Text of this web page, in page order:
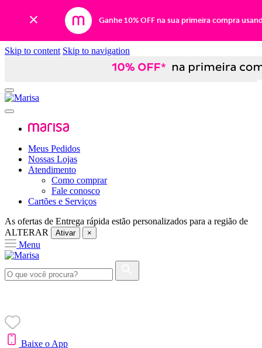
Ganhe 10% OFF na sua primeira compra
Skip to content Skip to navigation
Meus Pedidos
Nossas Lojas
Atendimento
Como comprar
Fale conosco
Cartões e Serviços
As ofertas de Entrega rápida estão personalizados para a região de
ALTERAR
Ativar ×
Menu
Baixe o App